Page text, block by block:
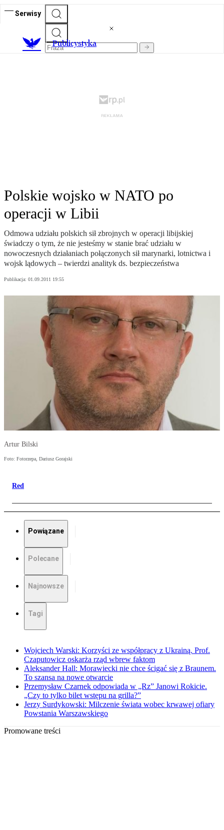
Serwisy
Publicystyka
Polskie wojsko w NATO po
operacji w Libii
Odmowa udziału polskich sił zbrojnych w operacji libijskiej
świadczy o tym, że nie jesteśmy w stanie brać udziału w
nowoczesnych działaniach połączonych sił marynarki, lotnictwa i
wojsk lądowych – twierdzi analityk ds. bezpieczeństwa
Publikacja: 01.09.2011 19:55
Artur Bilski
Foto: Fotorzepa, Dariusz Gorajski
Red
Powiązane
Polecane
Najnowsze
Tagi
Wojciech Warski: Korzyści ze współpracy z Ukrainą. Prof.
Czaputowicz oskarża rząd wbrew faktom
Aleksander Hall: Morawiecki nie chce ścigać się z Braunem.
To szansa na nowe otwarcie
Przemysław Czarnek odpowiada w „Rz” Janowi Rokicie.
„Czy to tylko bilet wstępu na grilla?”
Jerzy Surdykowski: Milczenie świata wobec krwawej ofiary
Powstania Warszawskiego
Promowane treści